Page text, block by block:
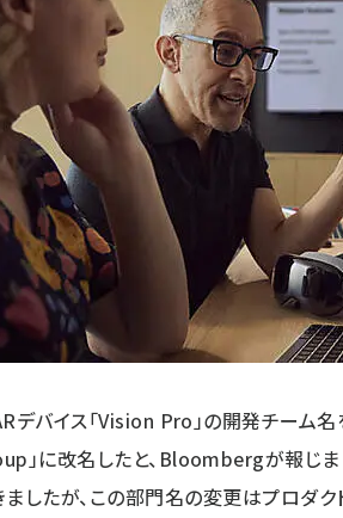
デバイス「Vision Pro」の開発チーム名
」に改名したと、Bloombergが報じ
したが、この部門名の変更はプロダ